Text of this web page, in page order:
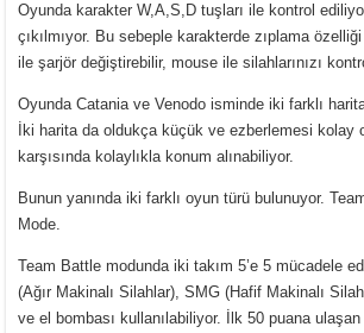
Oyunda karakter W,A,S,D tuşları ile kontrol
çıkılmıyor. Bu sebeple karakterde zıplama
ile şarjör değiştirebilir, mouse ile silahlarınızı
Oyunda Catania ve Venodo isminde iki farklı
İki harita da oldukça küçük ve ezberlemesi kolay
karşısında kolaylıkla konum alınabiliyor.
Bunun yanında iki farklı oyun türü bulunuyor.
Mode.
Team Battle modunda iki takım 5’e 5 mücadele
(Ağır Makinalı Silahlar), SMG (Hafif Makinalı
ve el bombası kullanılabiliyor. İlk 50 puana